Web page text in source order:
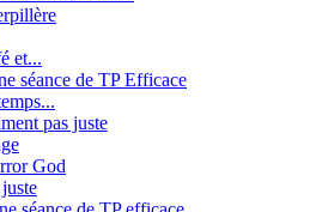
et...
séance de TP Efficace
pas juste
God